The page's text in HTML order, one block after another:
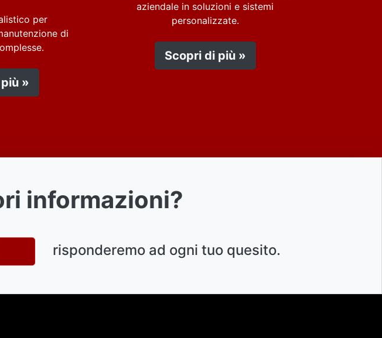
per
di
»
aziendale in soluzioni e sistemi
personalizzate.
Scopri di più »
informazioni?
risponderemo ad ogni tuo quesito.